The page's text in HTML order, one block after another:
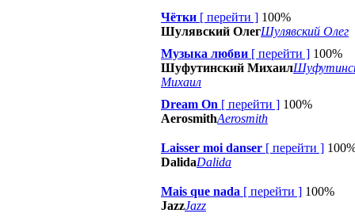
Чётки [ перейти ] 100%
Шулявский ОлегШулявский Олег
Музыка любви [ перейти ] 100%
Шуфутинский Михаил
Михаил
Dream On [ перейти ] 100%
AerosmithAerosmith
Laisser moi danser [ перейти ]
DalidaDalida
Mais que nada [ перейти ] 100%
JazzJazz